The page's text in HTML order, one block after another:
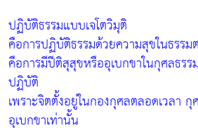
ปฏิบัติธรรมแบบเจโตวิมุติ
คือการปฏิบัติธรรมด้วยความสุขในธรร
คือการมีปีติสุสุขหรืออุเบกขาในกุศลธรร
ปฏิบัติ
เพราะจิตตั้งอยู่ในกองกุศลตลอดเวลา
อุเบกขาเท่านั้น